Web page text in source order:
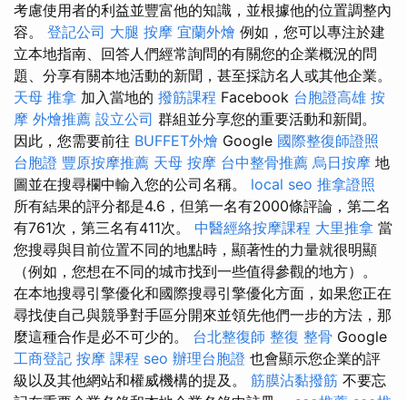
考慮使用者的利益並豐富他的知識，並根據他的位置調整內
容。 登記公司 大腿 按摩 宜蘭外燴 例如，您可以專注於建
立本地指南、回答人們經常詢問的有關您的企業概況的問
題、分享有關本地活動的新聞，甚至採訪名人或其他企業。
天母 推拿 加入當地的 撥筋課程 Facebook 台胞證高雄 按
摩 外燴推薦 設立公司 群組並分享您的重要活動和新聞。
因此，您需要前往 BUFFET外燴 Google 國際整復師證照
台胞證 豐原按摩推薦 天母 按摩 台中整骨推薦 烏日按摩 地
圖並在搜尋欄中輸入您的公司名稱。 local seo 推拿證照
所有結果的評分都是4.6，但第一名有2000條評論，第二名
有761次，第三名有411次。 中醫經絡按摩課程 大里推拿 當
您搜尋與目前位置不同的地點時，顯著性的力量就很明顯
（例如，您想在不同的城市找到一些值得參觀的地方）。
在本地搜尋引擎優化和國際搜尋引擎優化方面，如果您正在
尋找使自己與競爭對手區分開來並領先他們一步的方法，那
麼這種合作是必不可少的。 台北整復師 整復 整骨 Google
工商登記 按摩 課程 seo 辦理台胞證 也會顯示您企業的評
級以及其他網站和權威機構的提及。 筋膜沾黏撥筋 不要忘